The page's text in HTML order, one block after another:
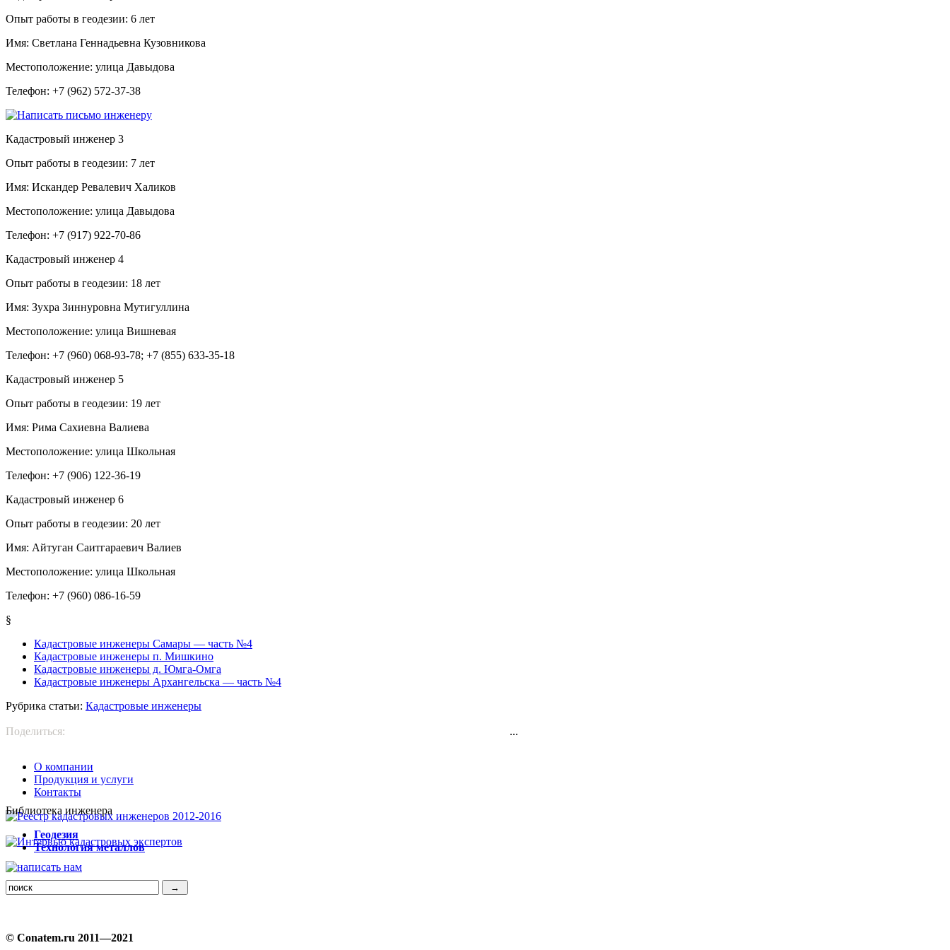
Опыт работы в геодезии: 6 лет
Имя: Светлана Геннадьевна Кузовникова
Местоположение: улица Давыдова
Телефон: +7 (962) 572-37-38
Кадастровый инженер 3
Опыт работы в геодезии: 7 лет
Имя: Искандер Ревалевич Халиков
Местоположение: улица Давыдова
Телефон: +7 (917) 922-70-86
Кадастровый инженер 4
Опыт работы в геодезии: 18 лет
Имя: Зухра Зиннуровна Мутигуллина
Местоположение: улица Вишневая
Телефон: +7 (960) 068-93-78; +7 (855) 633-35-18
Кадастровый инженер 5
Опыт работы в геодезии: 19 лет
Имя: Рима Сахиевна Валиева
Местоположение: улица Школьная
Телефон: +7 (906) 122-36-19
Кадастровый инженер 6
Опыт работы в геодезии: 20 лет
Имя: Айтуган Саитгараевич Валиев
Местоположение: улица Школьная
Телефон: +7 (960) 086-16-59
§
Кадастровые инженеры Самары — часть №4
Кадастровые инженеры п. Мишкино
Кадастровые инженеры д. Юмга-Омга
Кадастровые инженеры Архангельска — часть №4
Рубрика статьи: Кадастровые инженеры
Поделиться: ...
О компании
Продукция и услуги
Контакты
Библиотека инженера
Геодезия
Технология металлов
© Conatem.ru 2011—2021